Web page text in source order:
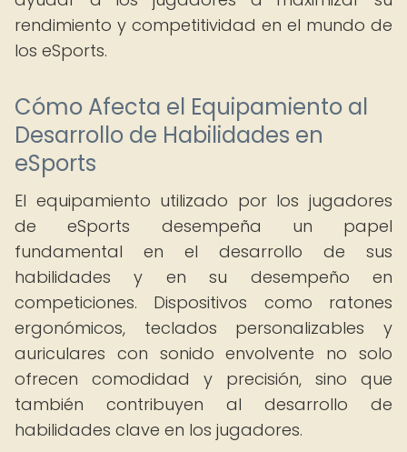
rendimiento y competitividad en el mundo de
los eSports.
Cómo Afecta el Equipamiento al
Desarrollo de Habilidades en
eSports
El equipamiento utilizado por los jugadores
de eSports desempeña un papel
fundamental en el desarrollo de sus
habilidades y en su desempeño en
competiciones. Dispositivos como ratones
ergonómicos, teclados personalizables y
auriculares con sonido envolvente no solo
ofrecen comodidad y precisión, sino que
también contribuyen al desarrollo de
habilidades clave en los jugadores.